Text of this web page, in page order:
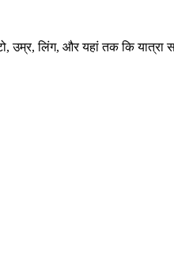
उम्र, लिंग, और यहां तक कि यात्रा